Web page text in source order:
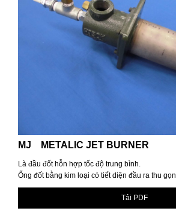
MJ METALIC JET BURNER
Là đầu đốt hỗn hợp tốc độ trung bình.
Ống đốt bằng kim loại có tiết diện đầu ra thu gọn
Tải PDF